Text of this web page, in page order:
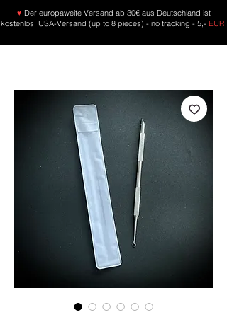
♥ Der europaweite Versand ab 30€ aus Deutschland ist
kostenlos. USA-Versand (up to 8 pieces) - no tracking - 5,- EUR